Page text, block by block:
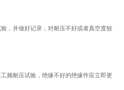
，并做好记录，对耐压不好或者真空度较
频耐压试验，绝缘不好的绝缘件应立即更